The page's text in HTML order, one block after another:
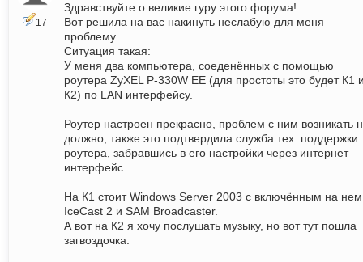
17
Здравствуйте о великие гуру этого форума!
Вот решила на вас накинуть неслабую для меня
проблему.
Ситуация такая:
У меня два компьютера, соеденённых с помощью
роутера ZyXEL P-330W EE (для простоты это будет К1
К2) по LAN интерфейсу.
Роутер настроен прекрасно, проблем с ним возникать
должно, также это подтвердила служба тех. поддержки
роутера, забравшись в его настройки через интернет
интерфейс.
На К1 стоит Windows Server 2003 с включённым на нем
IceCast 2 и SAM Broadcaster.
А вот на К2 я хочу послушать музыку, но вот тут пошла
загвоздочка.